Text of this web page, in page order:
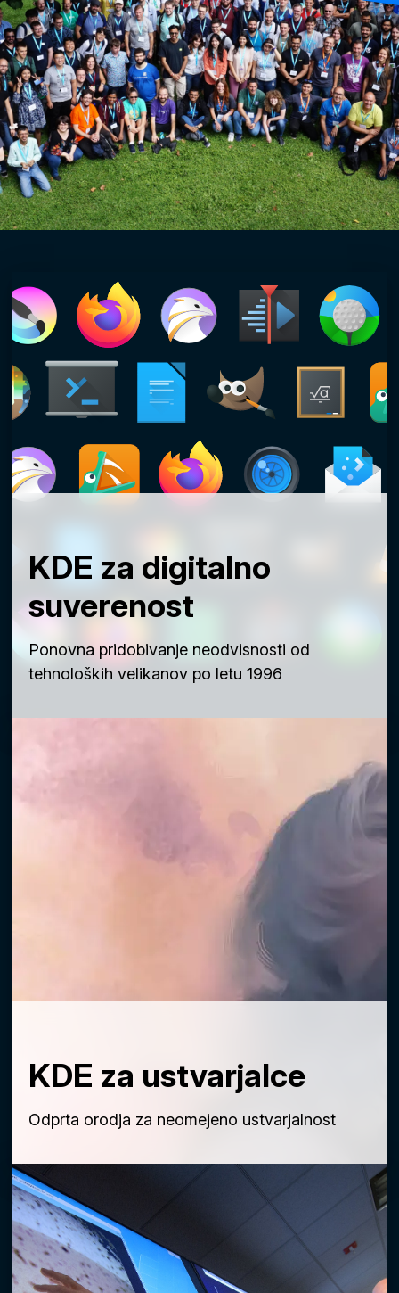
KDE za digitalno
suverenost
Ponovna pridobivanje neodvisnosti od
tehnoloških velikanov po letu 1996
KDE za ustvarjalce
Odprta orodja za neomejeno ustvarjalnost